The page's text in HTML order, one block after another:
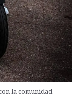
la comunidad